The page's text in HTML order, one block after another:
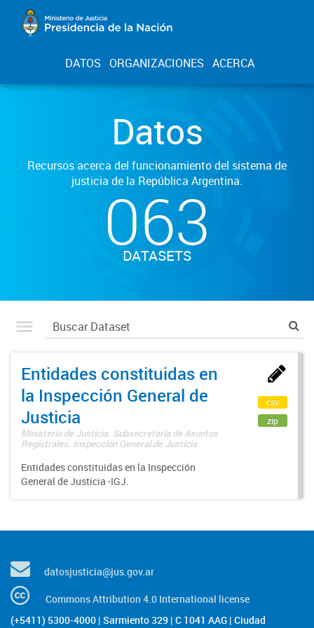
DATOS ORGANIZACIONES ACERCA
Datos
Recursos acerca del funcionamiento del sistema de
justicia de la República Argentina.
063
DATASETS
Entidades constituidas en
la Inspección General de
Justicia
Ministerio de Justicia. Subsecretaría de Asuntos
Registrales. Inspección General de Justicia
Entidades constituidas en la Inspección
General de Justicia -IGJ.
csv
zip
datosjusticia@jus.gov.ar
Commons Attribution 4.0 International license
(+5411) 5300-4000 | Sarmiento 329 | C 1041 AAG | Ciudad